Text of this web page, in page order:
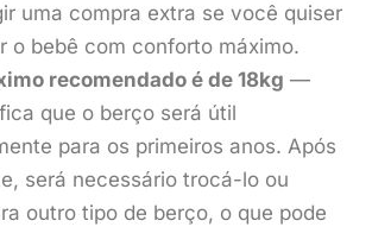
uma compra extra se você quiser
o bebê com conforto máximo.
recomendado é de 18kg —
que o berço será útil
para os primeiros anos. Após
será necessário trocá-lo ou
outro tipo de berço, o que pode